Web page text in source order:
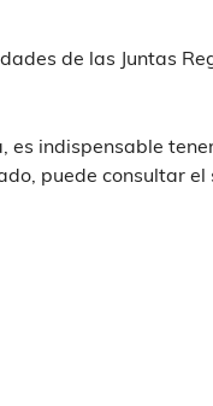
de las Juntas
indispensable
puede consultar